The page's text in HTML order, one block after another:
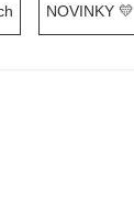
NOVINKY 💛